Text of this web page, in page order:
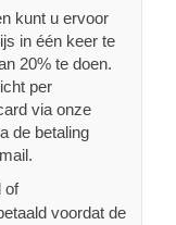
kunt u ervoor
in één keer te
20% te doen.
per
via onze
de betaling
of
voordat de